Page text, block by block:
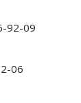
92-09
06